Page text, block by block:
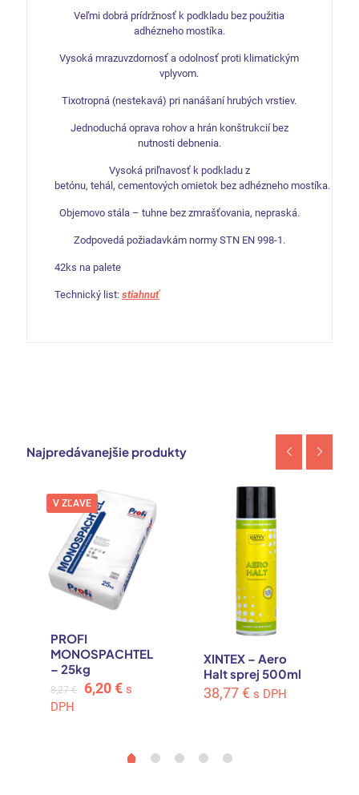
Veľmi dobrá prídržnosť k podkladu bez použitia
adhézneho mostíka.
Vysoká mrazuvzdornosť a odolnosť proti klimatickým
vplyvom.
Tixotropná (nestekavá) pri nanášaní hrubých vrstiev.
Jednoduchá oprava rohov a hrán konštrukcií bez
nutnosti debnenia.
Vysoká priľnavosť k podkladu z
betónu, tehál , cementových omietok bez adhézneho mostíka.
Objemovo stála – tuhne bez zmrašťovania, nepraská.
Zodpovedá požiadavkám normy STN EN 998-1.
42ks na palete
Technický list: stiahnuť
Najpredávanejšie produkty
V ZĽAVE
PROFI
MONOSPACHTEL
– 25kg
8,27€
Original
6,20€Current
s
DPH
XINTEX – Aero
Halt sprej 500ml
38,77€ s DPH